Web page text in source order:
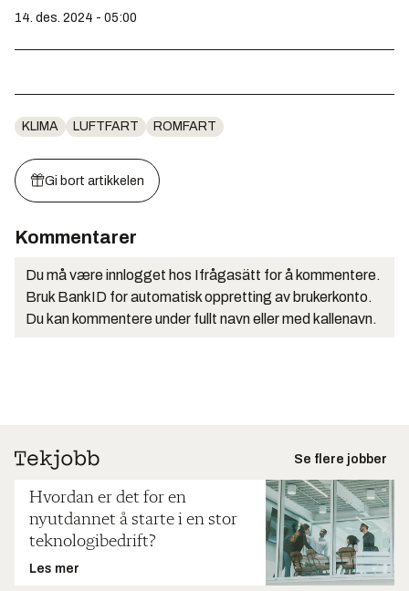
14. des. 2024 - 05:00
KLIMA LUFTFART ROMFART
Gi bort artikkelen
Kommentarer
Du må være innlogget hos Ifrågasätt for å kommentere.
Bruk BankID for automatisk oppretting av brukerkonto.
Du kan kommentere under fullt navn eller med kallenavn.
Se flere jobber
Hvordan er det for en
nyutdannet å starte i en stor
teknologibedrift?
Les mer